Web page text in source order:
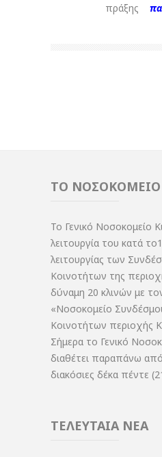
πράξης
ΤΟ ΝΟΣΟΚΟΜΕΙΟ
Το Γενικό Νοσοκομείο
λειτουργία του κατά
λειτουργίας των
Κοινοτήτων της
δύναμη 20 κλινών με
«Νοσοκομείο
Κοινοτήτων περιοχής
Σήμερα το Γενικό
διαθέτει παραπάνω από
διακόσιες δέκα πέντε
ΤΕΛΕΥΤΑΙΑ ΝΕΑ